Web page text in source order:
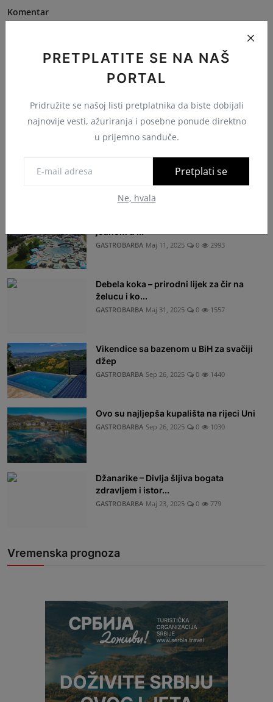
PRETPLATITE SE NA NAŠ
PORTAL
Pridružite se našoj listi pretplatnika da biste dobijali
najnovije vesti, ažuriranja i posebne ponude direktno
u prijemno sanduče.
Pretplati se
Ne, hvala
Komentar
Objavi komentar
Najčitanije Vijesti
GASTROBARBA Maj 11, 2025 0 2993
Debela koka – prirodni lijek za čir na
želucu i ko...
GASTROBARBA Maj 31, 2025 0 1557
Vikendice sa bazenom u BiH za svačiji
džep
GASTROBARBA Sep 26, 2025 0 1440
Ovo su najljepša kupališta na rijeci Uni
GASTROBARBA Sep 26, 2025 0 1030
Džanarike – Divlja šljiva bogata
zdravljem i istor...
GASTROBARBA Maj 23, 2025 0 779
Vremenska prognoza